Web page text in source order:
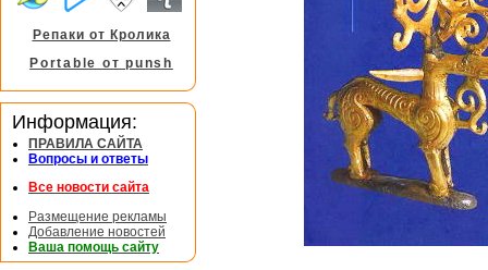
Репаки от Кролика
Portable от punsh
Информация:
ПРАВИЛА САЙТА
Вопросы и ответы
Все новости сайта
Размещение рекламы
Добавление новостей
Ваша помощь сайту